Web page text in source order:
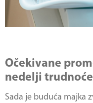
Očekivane
nedelji trudnoće
Sada je buduća majka